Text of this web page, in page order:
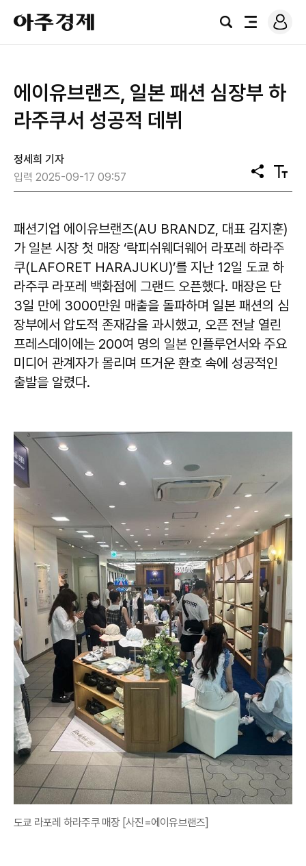
아
주
경
검
전
로
그
에이유브랜즈, 일본 패션 심장부 하
라주쿠서 성공적 데뷔
정세희 기자
입력 2025-09-17 09:57
공
유
텍
스
기
패션기업 에이유브랜즈(AU BRANDZ, 대표 김지훈)
가 일본 시장 첫 매장 ‘락피쉬웨더웨어 라포레 하라주
쿠(LAFORET HARAJUKU)’를 지난 12일 도쿄 하
라주쿠 라포레 백화점에 그랜드 오픈했다. 매장은 단
3일 만에 3000만원 매출을 돌파하며 일본 패션의 심
장부에서 압도적 존재감을 과시했고, 오픈 전날 열린
프레스데이에는 200여 명의 일본 인플루언서와 주요
미디어 관계자가 몰리며 뜨거운 환호 속에 성공적인
출발을 알렸다.
도쿄 라포레 하라주쿠 매장 [사진=에이유브랜즈]